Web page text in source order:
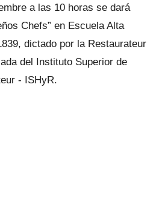
a las 10 horas se dará
Chefs” en Escuela Alta
dictado por la Restaurateur
del Instituto Superior de
- ISHyR.